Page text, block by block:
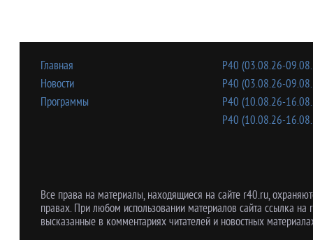
Главная
Новости
Программы
Р40 (03.08.26-
Р40 (03.08.26-
Р40 (10.08.26-
Р40 (10.08.26-
Все права на материалы, находящиеся на сайте r40.ru,
правах. При любом использовании материалов сайта ссылка
высказанные в комментариях читателей и новостных